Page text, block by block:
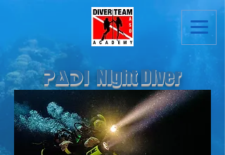
PADINight Diver